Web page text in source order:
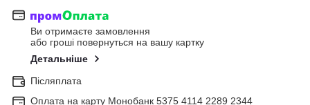
Ви отримаєте замовлення
або гроші повернуться на вашу картку
Детальніше
Післяплата
Оплата на карту Монобанк 5375 4114 2289 2344